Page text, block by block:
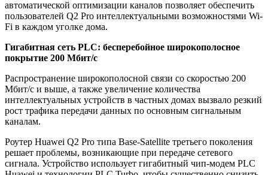
автоматической оптимизации каналов позволяет обеспечить
пользователей Q2 Pro интеллектуальными возможностями Wi-
Fi в каждом уголке дома.
Гигабитная сеть PLC: бесперебойное широкополосное
покрытие 200 Мбит/с
Распространение широкополосной связи со скоростью 200
Мбит/с и выше, а также увеличение количества
интеллектуальных устройств в частных домах вызвало резкий
рост трафика передачи данных по основным сигнальным
каналам.
Роутер Huawei Q2 Pro типа Base-Satellite третьего поколения
решает проблемы, возникающие при передаче сетевого
сигнала. Устройство использует гигабитный чип-модем PLC